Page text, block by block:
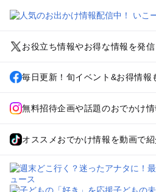
お役立ち情報やお得な情報を発信
毎日更新！旬イベント&お得情報
無料招待企画や話題のおでかけ情
オススメおでかけ情報を動画で紹